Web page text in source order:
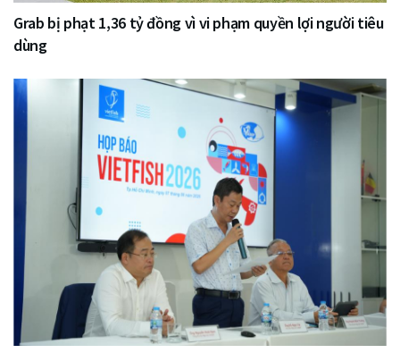
Grab bị phạt 1,36 tỷ đồng vì vi phạm quyền lợi người tiêu
dùng